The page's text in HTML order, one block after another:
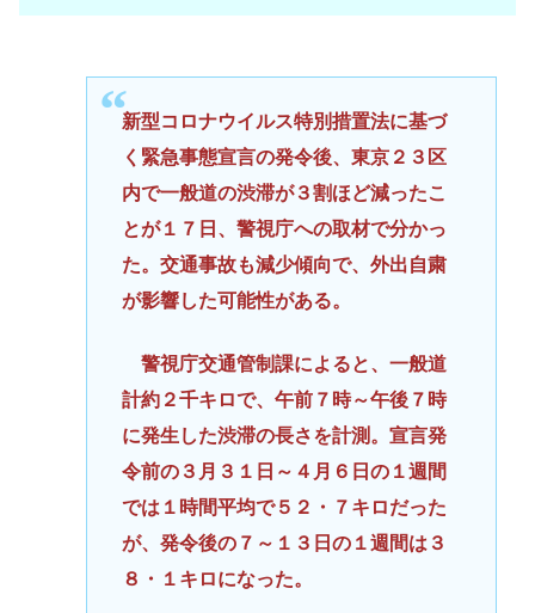
新型コロナウイルス特別措置法に基づ
く緊急事態宣言の発令後、東京２３区
内で一般道の渋滞が３割ほど減ったこ
とが１７日、警視庁への取材で分かっ
た。交通事故も減少傾向で、外出自粛
が影響した可能性がある。
警視庁交通管制課によると、一般道
計約２千キロで、午前７時～午後７時
に発生した渋滞の長さを計測。宣言発
令前の３月３１日～４月６日の１週間
では１時間平均で５２・７キロだった
が、発令後の７～１３日の１週間は３
８・１キロになった。